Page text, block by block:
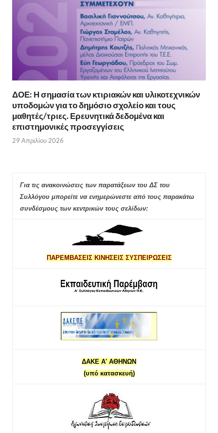
ΔΟΕ: Η σημασία των κτιριακών και υλικοτεχνικών
υποδομών για το δημόσιο σχολείο και τους
μαθητές/τριες. Ερευνητικά δεδομένα και
επιστημονικές προσεγγίσεις
29 Απριλίου 2026
Για τις ανακοινώσεις των παρατάξεων του ΔΣ του
Συλλόγου μπορείτε να ενημερώνεστε από τους παρακάτω
συνδέσμους των κεντρικών τους σελίδων:
ΠΑΡΕΜΒΑΣΕΙΣ ΚΙΝΗΣΕΙΣ ΣΥΣΠΕΙΡΩΣΕΙΣ
ΔΑΚΕ Α' ΑΘΗΝΩΝ
(υπό κατασκευή)